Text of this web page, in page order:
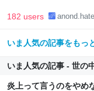
182 users
いま人気の記事をもっ
いま人気の記事 - 世の
炎上って言うのをやめ